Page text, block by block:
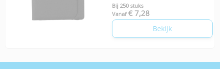
Bij 250 stuks
Vanaf € 7,28
Bekijk